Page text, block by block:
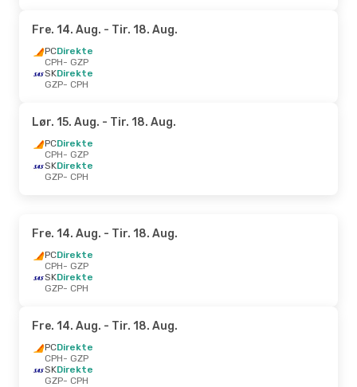
Fre. 14. Aug. - Tir. 18. Aug.
PCDirekte
CPH- GZP
SKDirekte
GZP- CPH
Lør. 15. Aug. - Tir. 18. Aug.
PCDirekte
CPH- GZP
SKDirekte
GZP- CPH
Fre. 14. Aug. - Tir. 18. Aug.
PCDirekte
CPH- GZP
SKDirekte
GZP- CPH
Fre. 14. Aug. - Tir. 18. Aug.
PCDirekte
CPH- GZP
SKDirekte
GZP- CPH